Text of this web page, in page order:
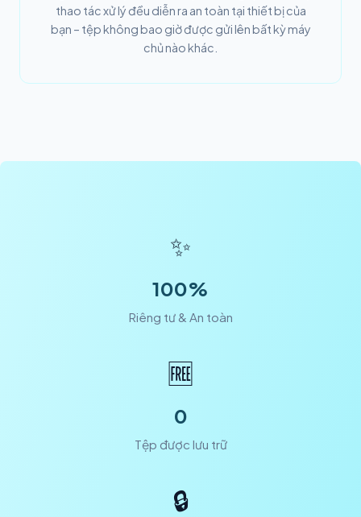
thao tác xử lý đều diễn ra an toàn tại thiết bị của
bạn – tệp không bao giờ được gửi lên bất kỳ máy
chủ nào khác.
✨
100%
Riêng tư & An toàn
🆓
0
Tệp được lưu trữ
🔒